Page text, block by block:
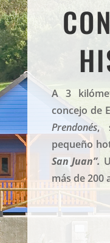
A 3
concejo de
Prendonés,
pequeño
San Juan”.
más de 200